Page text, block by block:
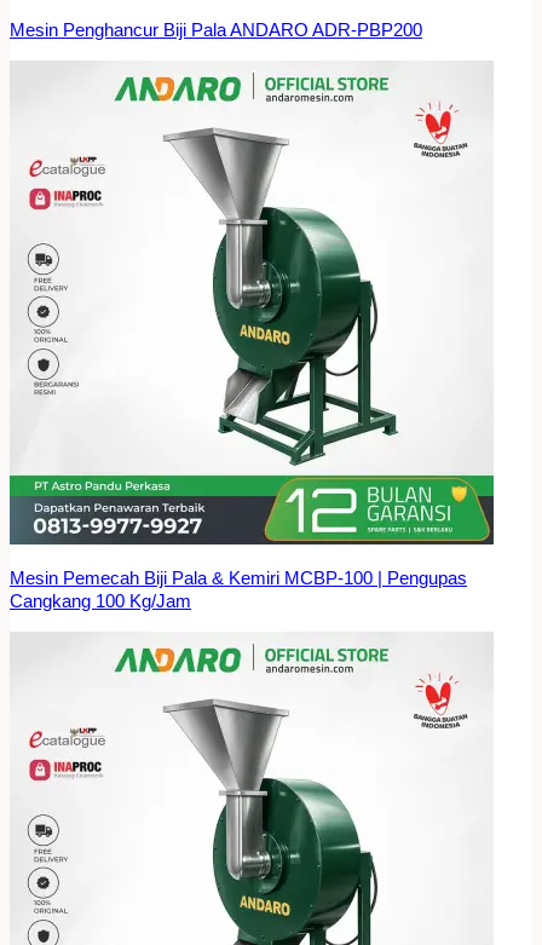
Mesin Penghancur Biji Pala ANDARO ADR-PBP200
Mesin Pemecah Biji Pala & Kemiri MCBP-100 | Pengupas
Cangkang 100 Kg/Jam